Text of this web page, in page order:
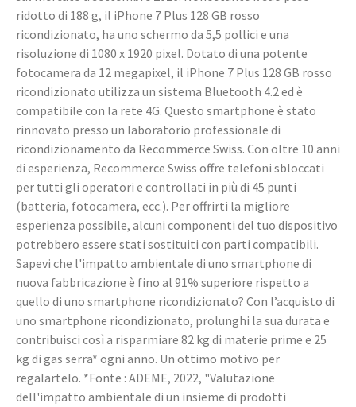
ridotto di 188 g, il iPhone 7 Plus 128 GB rosso
ricondizionato, ha uno schermo da 5,5 pollici e una
risoluzione di 1080 x 1920 pixel. Dotato di una potente
fotocamera da 12 megapixel, il iPhone 7 Plus 128 GB rosso
ricondizionato utilizza un sistema Bluetooth 4.2 ed è
compatibile con la rete 4G. Questo smartphone è stato
rinnovato presso un laboratorio professionale di
ricondizionamento da Recommerce Swiss. Con oltre 10 anni
di esperienza, Recommerce Swiss offre telefoni sbloccati
per tutti gli operatori e controllati in più di 45 punti
(batteria, fotocamera, ecc.). Per offrirti la migliore
esperienza possibile, alcuni componenti del tuo dispositivo
potrebbero essere stati sostituiti con parti compatibili.
Sapevi che l'impatto ambientale di uno smartphone di
nuova fabbricazione è fino al 91% superiore rispetto a
quello di uno smartphone ricondizionato? Con l’acquisto di
uno smartphone ricondizionato, prolunghi la sua durata e
contribuisci così a risparmiare 82 kg di materie prime e 25
kg di gas serra* ogni anno. Un ottimo motivo per
regalartelo. *Fonte : ADEME, 2022, "Valutazione
dell'impatto ambientale di un insieme di prodotti